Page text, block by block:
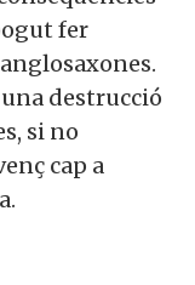
marc de
i no té
al
banda, la
que
els